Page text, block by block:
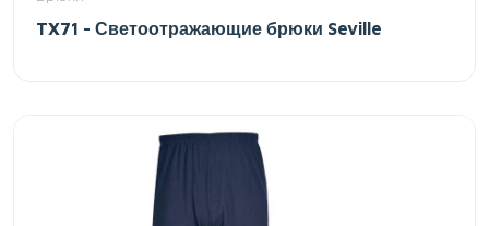
TX71 - Светоотражающие брюки Seville